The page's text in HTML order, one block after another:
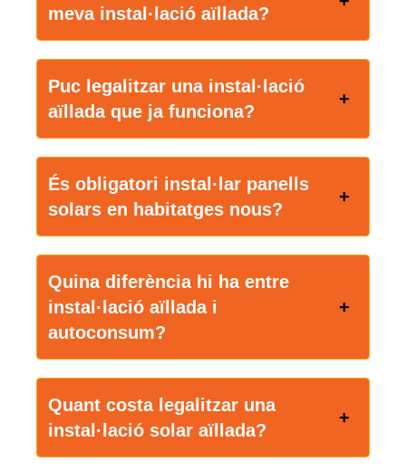
meva instal·lació aïllada?
Puc legalitzar una instal·lació
aïllada que ja funciona?
És obligatori instal·lar panells
solars en habitatges nous?
Quina diferència hi ha entre
instal·lació aïllada i
autoconsum?
Quant costa legalitzar una
instal·lació solar aïllada?